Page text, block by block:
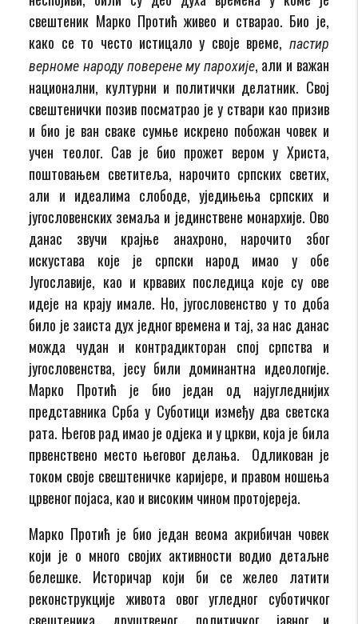
свештеник Марко Протић живео и стварао. Био је,
како се то често истицало у своје време, пастир
верноме народу поверене му парохије, али и важан
национални, културни и политички делатник. Свој
свештенички позив посматрао је у ствари као призив
и био је ван сваке сумње искрено побожан човек и
учен теолог. Сав је био прожет вером у Христа,
поштовањем светитеља, нарочито српских светих,
али и идеалима слободе, уједињења српских и
југословенских земаља и јединствене монархије. Ово
данас звучи крајње анахроно, нарочито због
искустава које је српски народ имао у обе
Југославије, као и крвавих последица које су ове
идеје на крају имале. Но, југословенство у то доба
било је заиста дух једног времена и тај, за нас данас
можда чудан и контрадикторан спој српства и
југословенства, јесу били доминантна идеологије.
Марко Протић је био један од најугледнијих
представника Срба у Суботици између два светска
рата. Његов рад имао је одјека и у цркви, која је била
првенствено место његовог делања. Одликован је
током своје свештеничке каријере, и правом ношења
црвеног појаса, као и високим чином протојереја.
Марко Протић је био један веома акрибичан човек
који је о много својих активности водио детаљне
белешке. Историчар који би се желео латити
реконструкције живота овог угледног суботичког
свештеника, друштвеног, политичког, јавног и